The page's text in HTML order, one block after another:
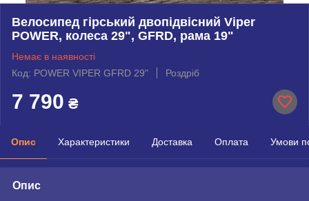
Велосипед гірський двопідвісний Viper
POWER, колеса 29", GFRD, рама 19"
Немає в наявності
Код: POWER VIPER GFRD 29"
Роздріб
7 790 ₴
Опис Характеристики Доставка Оплата Умови
Опис